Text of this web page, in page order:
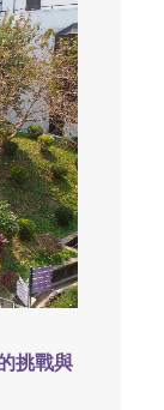
挑戰與